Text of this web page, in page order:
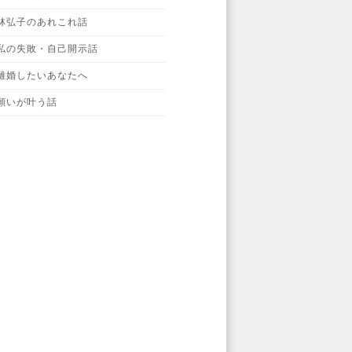
弘子のあれこれ話
の失敗・自己開示話
婚したいあなたへ
いが叶う話